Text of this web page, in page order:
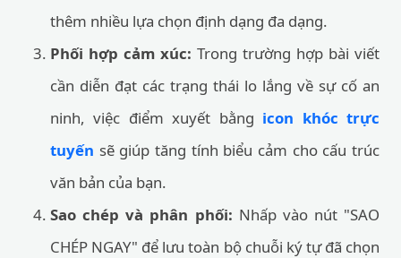
thêm nhiều lựa chọn định dạng đa dạng.
Phối hợp cảm xúc: Trong trường hợp bài viết
cần diễn đạt các trạng thái lo lắng về sự cố an
ninh, việc điểm xuyết bằng icon khóc trực
tuyến sẽ giúp tăng tính biểu cảm cho cấu trúc
văn bản của bạn.
Sao chép và phân phối: Nhấp vào nút "SAO
CHÉP NGAY" để lưu toàn bộ chuỗi ký tự đã chọn